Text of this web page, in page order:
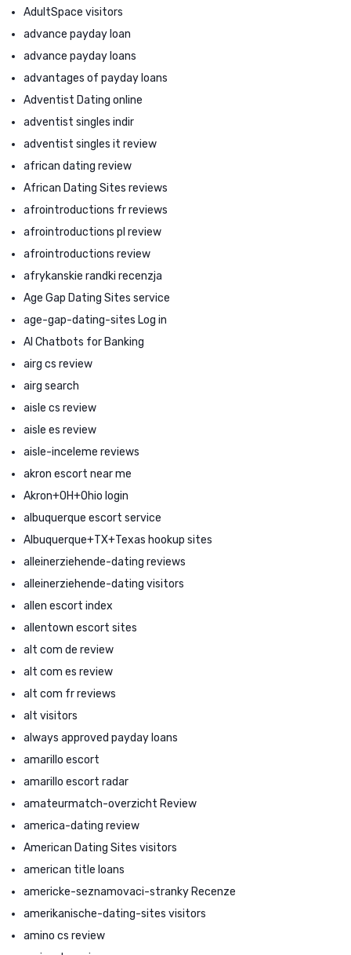
AdultSpace visitors
advance payday loan
advance payday loans
advantages of payday loans
Adventist Dating online
adventist singles indir
adventist singles it review
african dating review
African Dating Sites reviews
afrointroductions fr reviews
afrointroductions pl review
afrointroductions review
afrykanskie randki recenzja
Age Gap Dating Sites service
age-gap-dating-sites Log in
AI Chatbots for Banking
airg cs review
airg search
aisle cs review
aisle es review
aisle-inceleme reviews
akron escort near me
Akron+OH+Ohio login
albuquerque escort service
Albuquerque+TX+Texas hookup sites
alleinerziehende-dating reviews
alleinerziehende-dating visitors
allen escort index
allentown escort sites
alt com de review
alt com es review
alt com fr reviews
alt visitors
always approved payday loans
amarillo escort
amarillo escort radar
amateurmatch-overzicht Review
america-dating review
American Dating Sites visitors
american title loans
americke-seznamovaci-stranky Recenze
amerikanische-dating-sites visitors
amino cs review